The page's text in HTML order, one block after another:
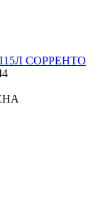
СОРРЕНТО